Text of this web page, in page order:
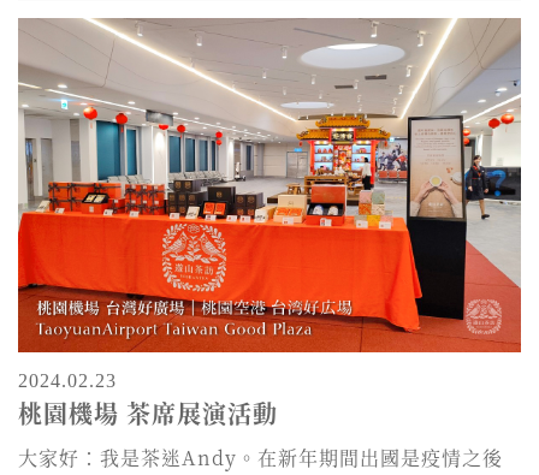
2024.02.23
桃園機場 茶席展演活動
大家好：我是茶迷Andy。在新年期間出國是疫情之後